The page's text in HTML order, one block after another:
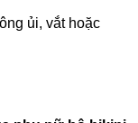
ủi, vắt hoặc